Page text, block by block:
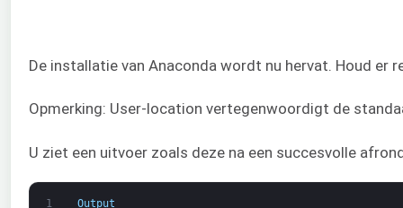
De installatie van Anaconda wordt nu hervat. Houd er
Opmerking: User-location vertegenwoordigt de
U ziet een uitvoer zoals deze na een succesvolle
1
Output